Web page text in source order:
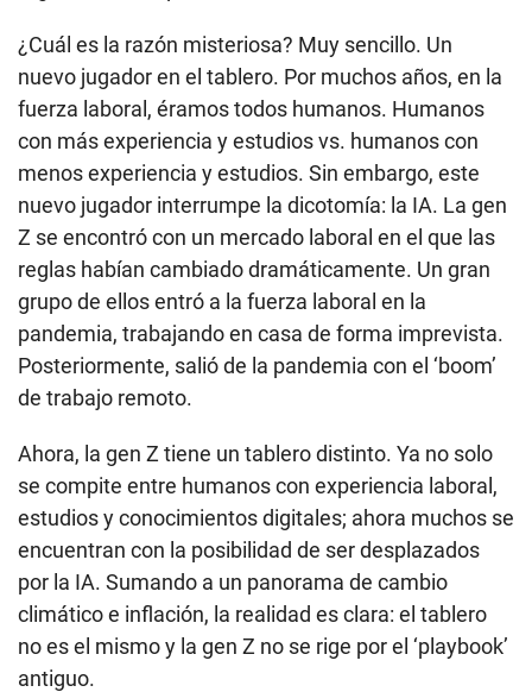
¿Cuál es la razón misteriosa? Muy sencillo. Un
nuevo jugador en el tablero. Por muchos años, en la
fuerza laboral, éramos todos humanos. Humanos
con más experiencia y estudios vs. humanos con
menos experiencia y estudios. Sin embargo, este
nuevo jugador interrumpe la dicotomía: la IA. La gen
Z se encontró con un mercado laboral en el que las
reglas habían cambiado dramáticamente. Un gran
grupo de ellos entró a la fuerza laboral en la
pandemia, trabajando en casa de forma imprevista.
Posteriormente, salió de la pandemia con el ‘boom’
de trabajo remoto.
Ahora, la gen Z tiene un tablero distinto. Ya no solo
se compite entre humanos con experiencia laboral,
estudios y conocimientos digitales; ahora muchos se
encuentran con la posibilidad de ser desplazados
por la IA. Sumando a un panorama de cambio
climático e inflación, la realidad es clara: el tablero
no es el mismo y la gen Z no se rige por el ‘playbook’
antiguo.